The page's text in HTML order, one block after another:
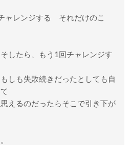
ャレンジする それだけのこ
したら、もう1回チャレンジす
しも失敗続きだったとしても自
えるのだったらそこで引き下が